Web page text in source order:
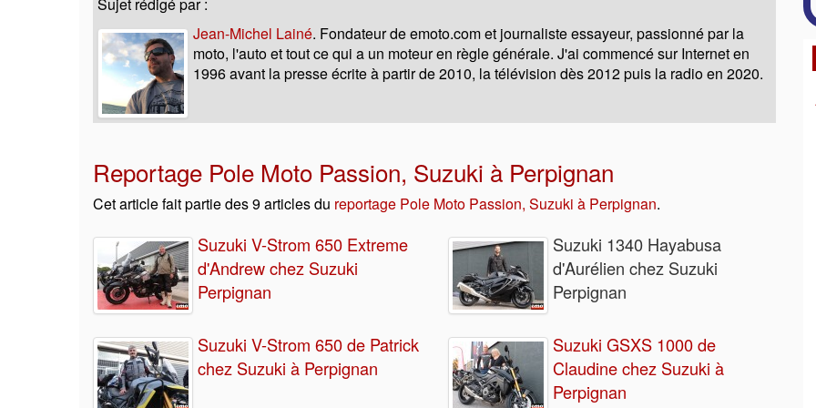
Jean-Michel Lainé. Fondateur de emoto.com et journaliste essayeur, passionné par la
moto, l'auto et tout ce qui a un moteur en règle générale. J'ai commencé sur Internet en
1996 avant la presse écrite à partir de 2010, la télévision dès 2012 puis la radio en 2020.
Reportage Pole Moto Passion, Suzuki à Perpignan
Cet article fait partie des 9 articles du reportage Pole Moto Passion, Suzuki à Perpignan.
Suzuki V-Strom 650 Extreme
d'Andrew chez Suzuki
Perpignan
Suzuki 1340 Hayabusa
d'Aurélien chez Suzuki
Perpignan
Suzuki V-Strom 650 de Patrick
chez Suzuki à Perpignan
Suzuki GSXS 1000 de
Claudine chez Suzuki à
Perpignan